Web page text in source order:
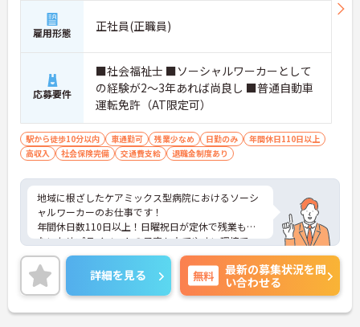
雇用形態 正社員(正職員)
応募要件
■社会福祉士 ■ソーシャルワーカーとして
の経験が2～3年あれば尚良し ■普通自動車
運転免許（AT限定可）
駅から徒歩10分以内 車通勤可 残業少なめ 日勤のみ
年間休日110日以上
高収入
社会保険完備 交通費支給 退職金制度あり
地域に根ざしたケアミックス型病院におけるソーシ
ャルワーカーのお仕事です！
年間休日数110日以上！日曜祝日が定休で残業も少
ないためプライベートの予定も立てやすい環境で
す！
ご興味ある方には、面接のポイントなど、さらに詳
細をお話致しますのでお気軽にご相談ください。
詳細を見る 無料
最新の募集状況を問
い合わせる